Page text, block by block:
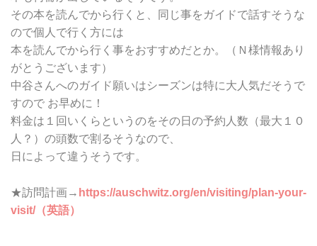
その本を読んでから行くと、同じ事をガイドで話すそうな
ので個人で行く方には
本を読んでから行く事をおすすめだとか。（Ｎ様情報あり
がとうございます）
中谷さんへのガイド願いはシーズンは特に大人気だそうで
すので お早めに！
料金は１回いくらというのをその日の予約人数（最大１０
人？）の頭数で割るそうなので、
日によって違うそうです。
★訪問計画→ https://auschwitz.org/en/visiting/plan-your-
visit/（英語）